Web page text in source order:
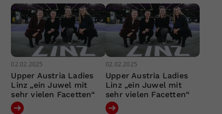
02.02.2025
Upper Austria Ladies
Linz „ein Juwel mit
sehr vielen Facetten“
02.02.2025
Upper Austria Ladies
Linz „ein Juwel mit
sehr vielen Facetten“